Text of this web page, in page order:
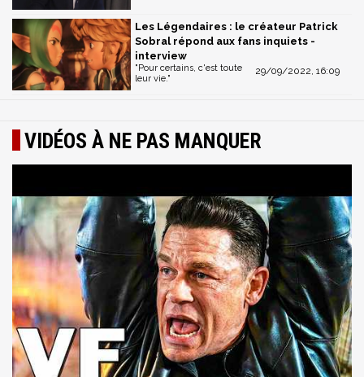
Les Légendaires : le créateur Patrick
Sobral répond aux fans inquiets -
interview
29/09/2022, 16:09
"Pour certains, c'est toute
leur vie."
VIDÉOS À NE PAS MANQUER